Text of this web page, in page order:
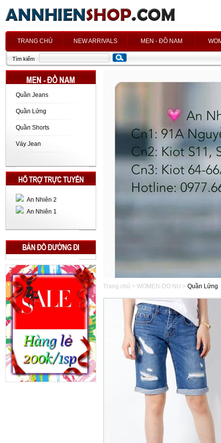
TRANG CHỦ NEW ARRIVALS MEN - ĐỒ NAM
Tìm kiếm
Quần Jeans
Quần Lửng
Quần Shorts
Váy Jean
An Nhiên 2
An Nhiên 1
Trang chủ > WOMEN-DO NU > Quần Lửng